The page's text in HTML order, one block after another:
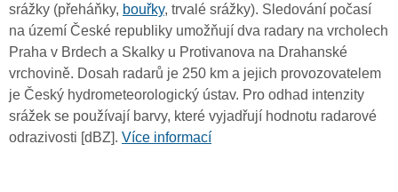
srážky (přeháňky, bouřky, trvalé srážky). Sledování počasí
na území České republiky umožňují dva radary na vrcholech
Praha v Brdech a Skalky u Protivanova na Drahanské
vrchovině. Dosah radarů je 250 km a jejich provozovatelem
je Český hydrometeorologický ústav. Pro odhad intenzity
srážek se používají barvy, které vyjadřují hodnotu radarové
odrazivosti [dBZ]. Více informací